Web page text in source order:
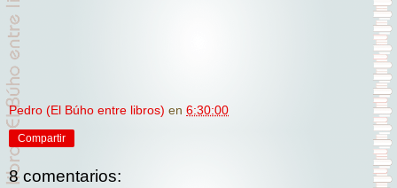
Pedro (El Búho entre libros) en 6:30:00
Compartir
8 comentarios: